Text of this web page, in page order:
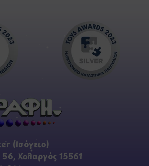
(Ισόγειο)
Χολαργός 15561